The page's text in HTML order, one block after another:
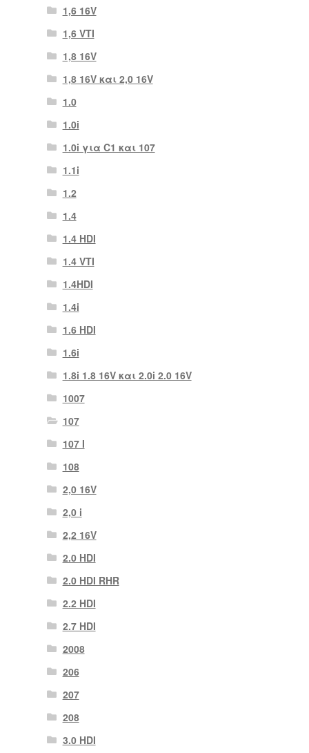
1,6 16V
1,6 VTI
1,8 16V
1,8 16V και 2,0 16V
1.0
1.0i
1.0i για C1 και 107
1.1i
1.2
1.4
1.4 HDI
1.4 VTI
1.4HDI
1.4i
1.6 HDI
1.6i
1.8i 1.8 16V και 2.0i 2.0 16V
1007
107
107 Ι
108
2,0 16V
2,0 i
2,2 16V
2.0 HDI
2.0 HDI RHR
2.2 HDI
2.7 HDI
2008
206
207
208
3.0 HDI